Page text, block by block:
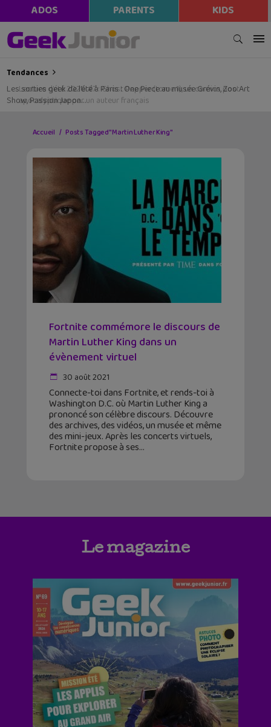
ADOS PARENTS KIDS
Tendances
Les sorties geek de l’été à Paris : One Piece au musée Grévin, Zoo Art
Show, Passion Japon…
Accueil Posts Tagged "Martin Luther King"
Fortnite commémore le discours de
Martin Luther King dans un
évènement virtuel
30 août 2021
Connecte-toi dans Fortnite, et rends-toi à
Washington D.C. où Martin Luther King a
prononcé son célèbre discours. Découvre
des archives, des vidéos, un musée et même
des mini-jeux. Après les concerts virtuels,
Fortnite propose à ses
Le magazine